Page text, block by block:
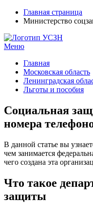
Главная страница
Министерство
Меню
Главная
Московская область
Ленинградская
Льготы и пособия
Социальная
номера
В данной статье вы
чем занимается
чего создана эта
Что такое
защиты